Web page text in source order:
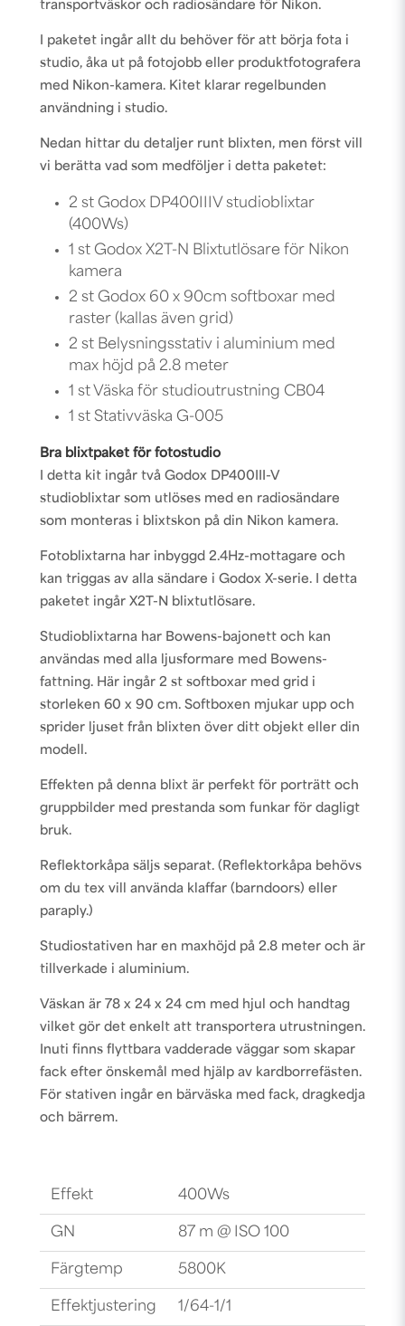
transportväskor och radiosändare för Nikon.
I paketet ingår allt du behöver för att börja fota i
studio, åka ut på fotojobb eller produktfotografera
med Nikon-kamera. Kitet klarar regelbunden
användning i studio.
Nedan hittar du detaljer runt blixten, men först vill
vi berätta vad som medföljer i detta paketet:
2 st Godox DP400IIIV studioblixtar
(400Ws)
1 st Godox X2T-N Blixtutlösare för Nikon
kamera
2 st Godox 60 x 90cm softboxar med
raster (kallas även grid)
2 st Belysningsstativ i aluminium med
max höjd på 2.8 meter
1 st Väska för studioutrustning CB04
1 st Stativväska G-005
Bra blixtpaket för fotostudio
I detta kit ingår två Godox DP400III-V
studioblixtar som utlöses med en radiosändare
som monteras i blixtskon på din Nikon kamera.
Fotoblixtarna har inbyggd 2.4Hz-mottagare och
kan triggas av alla sändare i Godox X-serie. I detta
paketet ingår X2T-N blixtutlösare.
Studioblixtarna har Bowens-bajonett och kan
användas med alla ljusformare med Bowens-
fattning. Här ingår 2 st softboxar med grid i
storleken 60 x 90 cm. Softboxen mjukar upp och
sprider ljuset från blixten över ditt objekt eller din
modell.
Effekten på denna blixt är perfekt för porträtt och
gruppbilder med prestanda som funkar för dagligt
bruk.
Reflektorkåpa säljs separat. (Reflektorkåpa behövs
om du tex vill använda klaffar (barndoors) eller
paraply.)
Studiostativen har en maxhöjd på 2.8 meter och är
tillverkade i aluminium.
Väskan är 78 x 24 x 24 cm med hjul och handtag
vilket gör det enkelt att transportera utrustningen.
Inuti finns flyttbara vadderade väggar som skapar
fack efter önskemål med hjälp av kardborrefästen.
För stativen ingår en bärväska med fack, dragkedja
och bärrem.
Effekt 400Ws
GN 87 m @ ISO 100
Färgtemp 5800K
Effektjustering 1/64-1/1